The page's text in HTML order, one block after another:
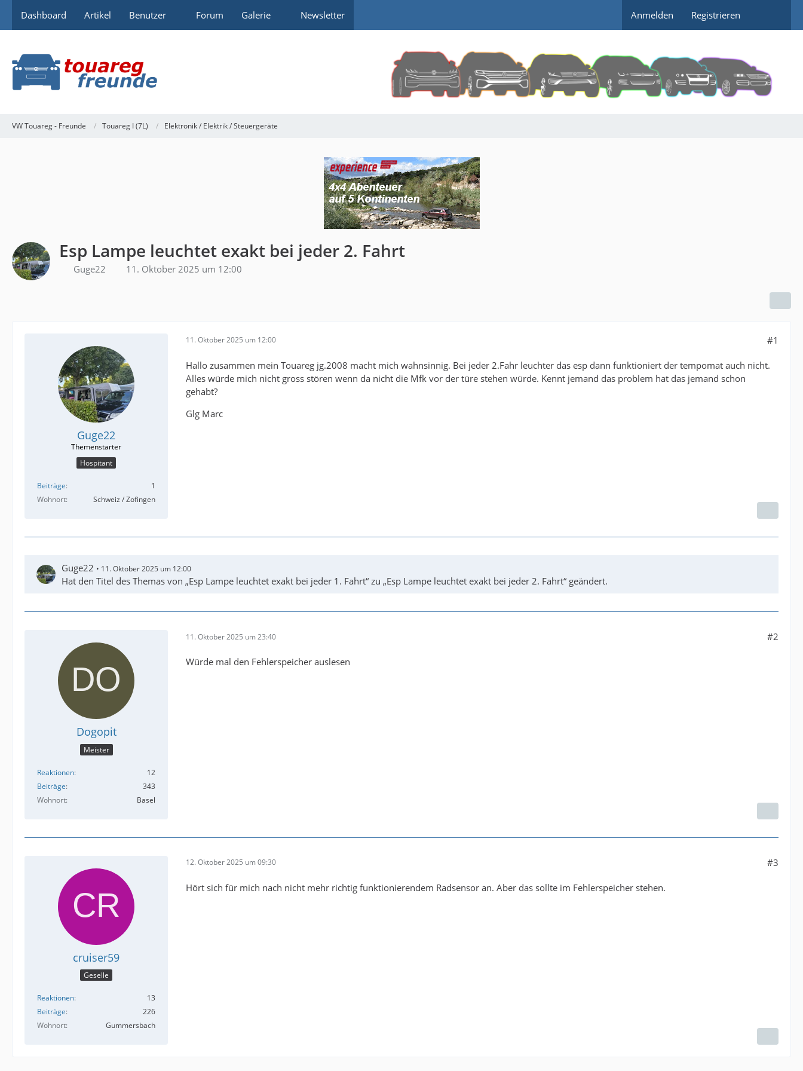
Dashboard Artikel Benutzer Forum Galerie Newsletter Anmelden Registrieren
VW Touareg - Freunde Touareg I (7L) Elektronik / Elektrik / Steuergeräte
Esp Lampe leuchtet exakt bei jeder 2. Fahrt
Guge22 11. Oktober 2025 um 12:00
Guge22
Hospitant
Beiträge
1
Wohnort
Schweiz / Zofingen
11. Oktober 2025 um 12:00 #1
Hallo zusammen mein Touareg jg.2008 macht mich wahnsinnig. Bei jeder 2.Fahr leuchter das esp dann funktioniert der tempomat auch nicht.
Alles würde mich nicht gross stören wenn da nicht die Mfk vor der türe stehen würde. Kennt jemand das problem hat das jemand schon
gehabt?
Glg Marc
Guge22 11. Oktober 2025 um 12:00
Hat den Titel des Themas von „Esp Lampe leuchtet exakt bei jeder 1. Fahrt“ zu „Esp Lampe leuchtet exakt bei jeder 2. Fahrt“ geändert.
Dogopit
Meister
Reaktionen
12
Beiträge
343
Wohnort
Basel
11. Oktober 2025 um 23:40 #2
Würde mal den Fehlerspeicher auslesen
cruiser59
Geselle
Reaktionen
13
Beiträge
226
Wohnort
Gummersbach
12. Oktober 2025 um 09:30 #3
Hört sich für mich nach nicht mehr richtig funktionierendem Radsensor an. Aber das sollte im Fehlerspeicher stehen.